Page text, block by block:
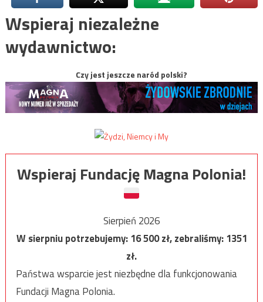
Wspieraj niezależne
wydawnictwo:
Czy jest jeszcze naród polski?
Wspieraj Fundację Magna Polonia!
Sierpień 2026
W sierpniu potrzebujemy:16 500zł, zebraliśmy:1351
zł.
Państwa wsparcie jest niezbędne dla funkcjonowania
Fundacji Magna Polonia.